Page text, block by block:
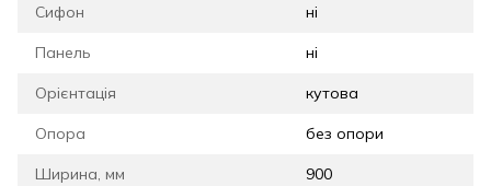
Сифон ні
Панель ні
Орієнтація кутова
Опора без опори
Ширина, мм 900